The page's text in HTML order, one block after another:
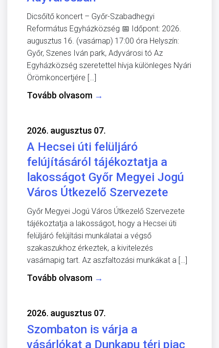
Dicsőítő koncert – Győr-Szabadhegyi
Református Egyházközség 📅 Időpont: 2026.
augusztus 16. (vasárnap) 17:00 óra Helyszín:
Győr, Szenes Iván park, Adyvárosi tó Az
Egyházközség szeretettel hívja különleges Nyári
Örömkoncertjére […]
Tovább olvasom →
2026. augusztus 07.
A Hecsei úti felüljáró
felújításáról tájékoztatja a
lakosságot Győr Megyei Jogú
Város Útkezelő Szervezete
Győr Megyei Jogú Város Útkezelő Szervezete
tájékoztatja a lakosságot, hogy a Hecsei úti
felüljáró felújítási munkálatai a végső
szakaszukhoz érkeztek, a kivitelezés
vasárnapig tart. Az aszfaltozási munkákat a […]
Tovább olvasom →
2026. augusztus 07.
Szombaton is várja a
vásárlókat a Dunkapu téri piac